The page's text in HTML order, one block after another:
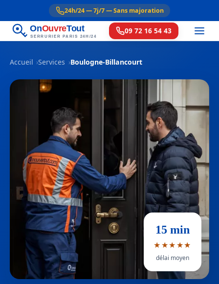
24h/24 — 7j/7 — Sans majoration
OnOuvreTout
SERRURIER PARIS 24H/24
09 72 16 54 43
Accueil Services Boulogne-Billancourt
15 min
★★★★★
délai moyen